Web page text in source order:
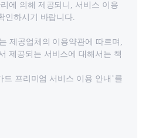
에 의해 제공되니, 서비스 이용
인하시기 바랍니다.
제공업체의 이용약관에 따르며,
제공되는 서비스에 대해서는 책
프리미엄 서비스 이용 안내’를